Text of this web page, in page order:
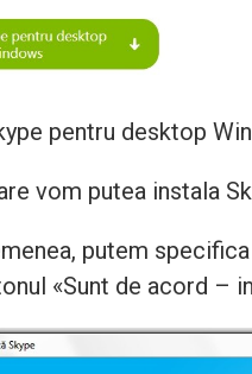
pentru desktop
vom putea instala
putem
«Sunt de acord –